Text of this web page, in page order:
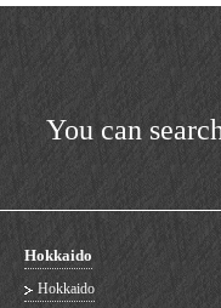
You can
Hokkaido
Hokkaido